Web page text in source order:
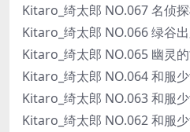
Kitaro_绮太郎 NO.067 名侦
Kitaro_绮太郎 NO.066 绿谷
Kitaro_绮太郎 NO.065 幽灵
Kitaro_绮太郎 NO.064 和服
Kitaro_绮太郎 NO.063 和服
Kitaro_绮太郎 NO.062 和服